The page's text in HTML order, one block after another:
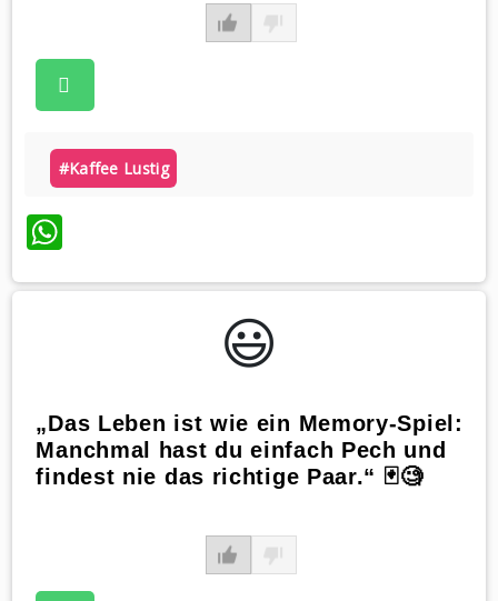
#kaffee Lustig
WhatsApp
😃️
„Das Leben ist wie ein Memory-Spiel:
Manchmal hast du einfach Pech und
findest nie das richtige Paar.“ 🃏🧐